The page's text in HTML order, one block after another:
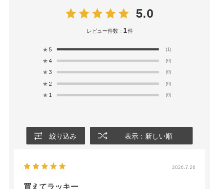
5.0
レビュー件数：1件
★ 5 (1)
★ 4 (0)
★ 3 (0)
★ 2 (0)
★ 1 (0)
絞り込み 表示：新しい順
2026.7.26
買えてラッキー